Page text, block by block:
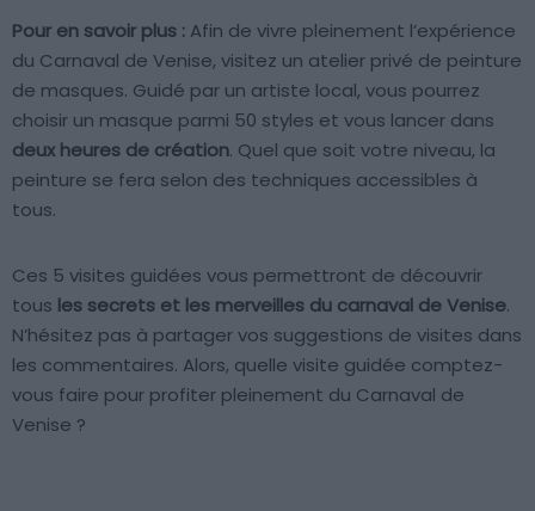
Pour en savoir plus : Afin de vivre pleinement l’expérience
du Carnaval de Venise, visitez un atelier privé de peinture
de masques. Guidé par un artiste local, vous pourrez
choisir un masque parmi 50 styles et vous lancer dans
deux heures de création. Quel que soit votre niveau, la
peinture se fera selon des techniques accessibles à
tous.
Ces 5 visites guidées vous permettront de découvrir
tous les secrets et les merveilles du carnaval de Venise.
N’hésitez pas à partager vos suggestions de visites dans
les commentaires. Alors, quelle visite guidée comptez-
vous faire pour profiter pleinement du Carnaval de
Venise ?